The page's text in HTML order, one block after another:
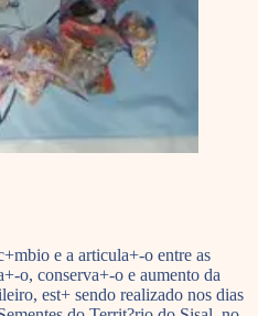
e a articula+-o entre as
o, conserva+-o e aumento da
est+ sendo realizado nos dias